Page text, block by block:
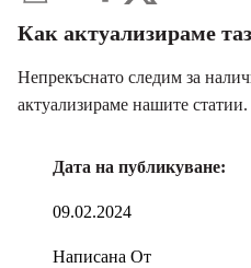
Как актуализираме
Непрекъснато следим за
актуализираме нашите статии.
Дата на публикуване:
09.02.2024
Написана От